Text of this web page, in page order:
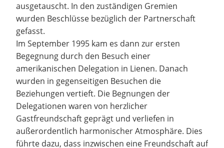
ausgetauscht. In den zuständigen Gremien
wurden Beschlüsse bezüglich der Partnerschaft
gefasst.
Im September 1995 kam es dann zur ersten
Begegnung durch den Besuch einer
amerikanischen Delegation in Lienen. Danach
wurden in gegenseitigen Besuchen die
Beziehungen vertieft. Die Begnungen der
Delegationen waren von herzlicher
Gastfreundschaft geprägt und verliefen in
außerordentlich harmonischer Atmosphäre. Dies
führte dazu, dass inzwischen eine Freundschaft auf